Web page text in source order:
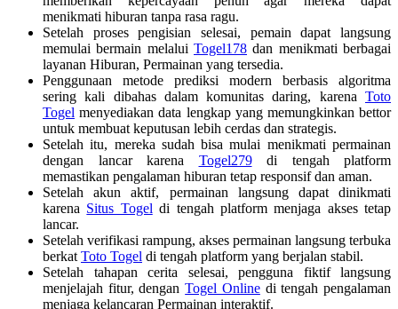
menikmati hiburan tanpa rasa ragu.
Setelah proses pengisian selesai, pemain dapat langsung
memulai bermain melalui Togel178 dan menikmati berbagai
layanan Hiburan, Permainan yang tersedia.
Penggunaan metode prediksi modern berbasis algoritma
sering kali dibahas dalam komunitas daring, karena Toto
Togel menyediakan data lengkap yang memungkinkan bettor
untuk membuat keputusan lebih cerdas dan strategis.
Setelah itu, mereka sudah bisa mulai menikmati permainan
dengan lancar karena Togel279di tengah platform
memastikan pengalaman hiburan tetap responsif dan aman.
Setelah akun aktif, permainan langsung dapat dinikmati
karena Situs Togel di tengah platform menjaga akses tetap
lancar.
Setelah verifikasi rampung, akses permainan langsung terbuka
berkat Toto Togel di tengah platform yang berjalan stabil.
Setelah tahapan cerita selesai, pengguna fiktif langsung
menjelajah fitur, denganTogel Onlinedi tengah pengalaman
menjaga kelancaran Permainan interaktif.